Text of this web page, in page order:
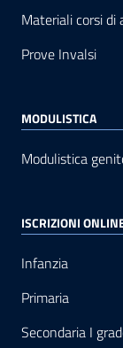
Materiali corsi di
Prove Invalsi
MODULISTICA
Modulistica
ISCRIZIONI
Infanzia
Primaria
Secondaria I